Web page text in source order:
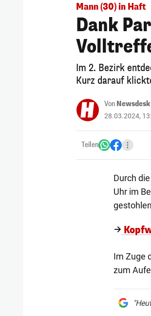
Mann (30) in Haft
Dank
Im 2. Bezirk
Kurz darauf
Von
28.03.2024,
Teilen
Durch
Uhr im
Im Zuge
zum